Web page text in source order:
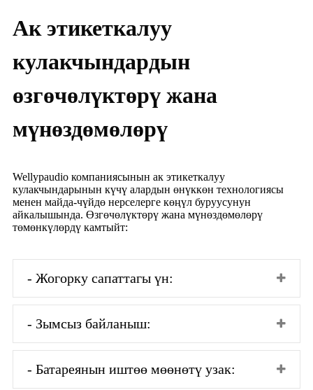
Ак этикеткалуу
кулакчындардын
өзгөчөлүктөрү жана
мүнөздөмөлөрү
Wellypaudio компаниясынын ак этикеткалуу
кулакчындарынын күчү алардын өнүккөн технологиясы
менен майда-чүйдө нерселерге көңүл буруусунун
айкалышында. Өзгөчөлүктөрү жана мүнөздөмөлөрү
төмөнкүлөрдү камтыйт:
- Жогорку сапаттагы үн:
- Зымсыз байланыш:
- Батареянын иштөө мөөнөтү узак: